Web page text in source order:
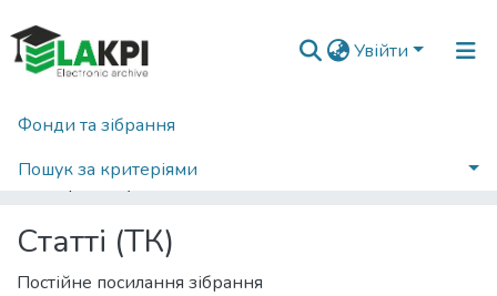
Увійти
Фонди та зібрання
Пошук за критеріями
Головна
Переглянути за датою
Статті (ТК)
Постійне посилання зібрання